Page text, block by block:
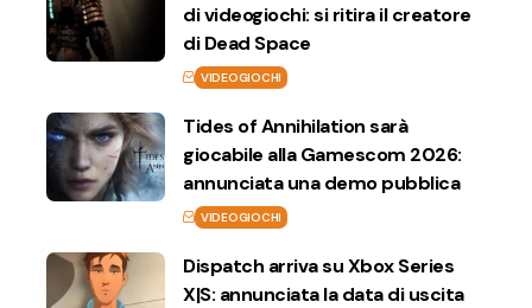
di videogiochi: si ritira il creatore
di Dead Space
VIDEOGIOCHI
Tides of Annihilation sarà
giocabile alla Gamescom 2026:
annunciata una demo pubblica
VIDEOGIOCHI
Dispatch arriva su Xbox Series
X|S: annunciata la data di uscita